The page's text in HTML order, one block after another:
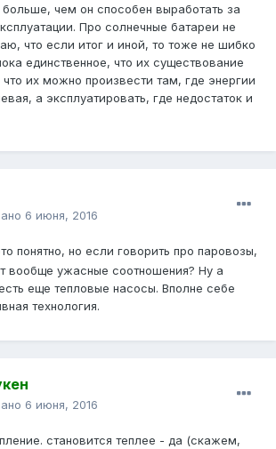
больше, чем он способен выработать за
Про солнечные батареи не
что если итог и иной, то тоже не шибко
единственное, что их существование
их можно произвести там, где энергии
а эксплуатировать, где недостаток и
6 июня, 2016
понятно, но если говорить про паровозы,
вообще ужасные соотношения? Ну а
еще тепловые насосы. Вполне себе
технология.
6 июня, 2016
становится теплее - да (скажем,